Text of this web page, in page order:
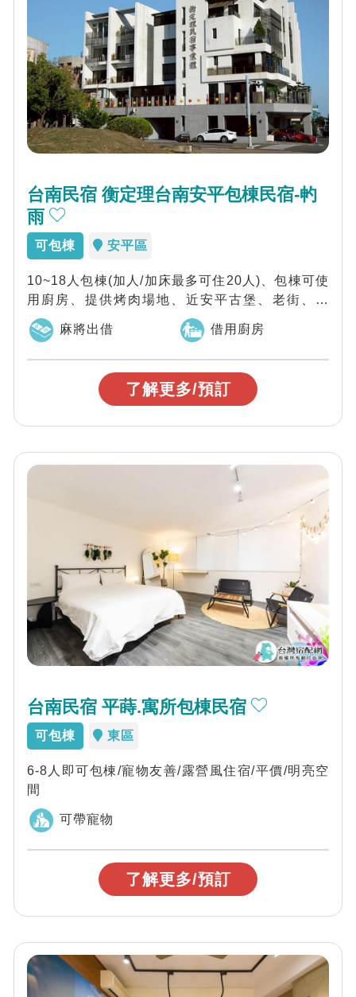
台南民宿 衡定理台南安平包棟民宿-畃
雨
可包棟 安平區
10~18人包棟(加人/加床最多可住20人)、包棟可使
用廚房、提供烤肉場地、近安平古堡、老街、樹
屋，衡定理台南安平豪宅包棟民宿：【...
麻將出借 借用廚房
了解更多/預訂
台南民宿 平蒔.寓所包棟民宿
可包棟 東區
6-8人即可包棟/寵物友善/露營風住宿/平價/明亮空
間
可帶寵物
了解更多/預訂